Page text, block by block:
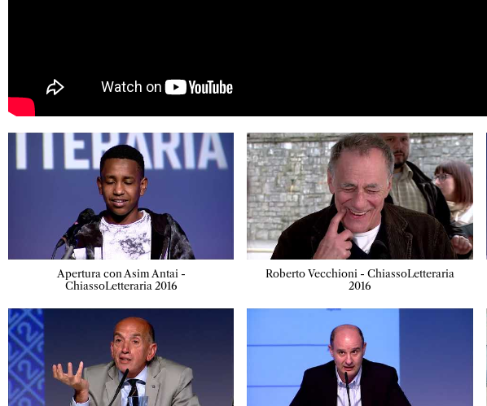
Apertura con Asim Antai -
ChiassoLetteraria 2016
Roberto Vecchioni - ChiassoLetteraria
2016